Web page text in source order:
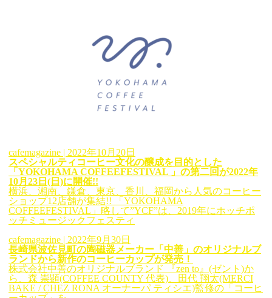
cafemagazine | 2022年10月20日
スペシャルティコーヒー文化の醸成を目的とした
「YOKOHAMA COFFEEFESTIVAL 」の第二回が2022年
10月23日(日)に開催!!
横浜、湘南、鎌倉、東京、香川、福岡から人気のコーヒー
ショップ12店舗が集結!! 「YOKOHAMA
COFFEEFESTIVAL」略して”YCF”は、2019年にホッチポ
ッチミュージックフェスティ
cafemagazine | 2022年9月30日
長崎県波佐見町の陶磁器メーカー「中善」のオリジナルブ
ランドから新作のコーヒーカップが発売！
株式会社中善のオリジナルブランド 『zen to』(ゼント)か
ら、森 崇顕(COFFEE COUNTY 代表)、田代 翔太(MERCI
BAKE / CHEZ RONA オーナーパ ティシエ)監修の「コーヒ